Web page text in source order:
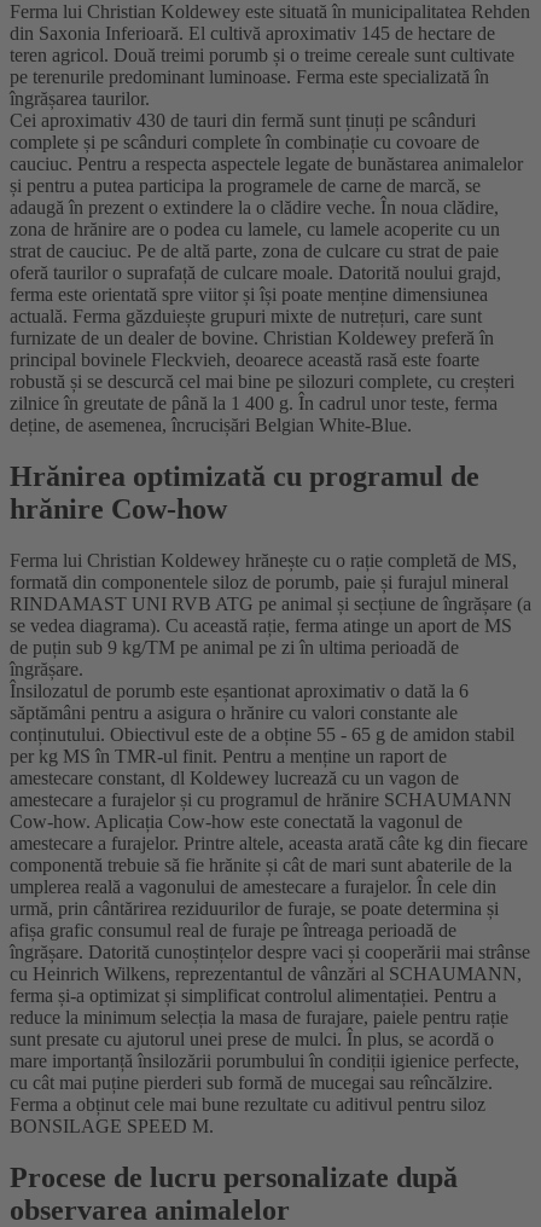
Ferma lui Christian Koldewey este situată în municipalitatea Rehden
din Saxonia Inferioară. El cultivă aproximativ 145 de hectare de
teren agricol. Două treimi porumb și o treime cereale sunt cultivate
pe terenurile predominant luminoase. Ferma este specializată în
îngrășarea taurilor.
Cei aproximativ 430 de tauri din fermă sunt ținuți pe scânduri
complete și pe scânduri complete în combinație cu covoare de
cauciuc. Pentru a respecta aspectele legate de bunăstarea animalelor
și pentru a putea participa la programele de carne de marcă, se
adaugă în prezent o extindere la o clădire veche. În noua clădire,
zona de hrănire are o podea cu lamele, cu lamele acoperite cu un
strat de cauciuc. Pe de altă parte, zona de culcare cu strat de paie
oferă taurilor o suprafață de culcare moale. Datorită noului grajd,
ferma este orientată spre viitor și își poate menține dimensiunea
actuală. Ferma găzduiește grupuri mixte de nutrețuri, care sunt
furnizate de un dealer de bovine. Christian Koldewey preferă în
principal bovinele Fleckvieh, deoarece această rasă este foarte
robustă și se descurcă cel mai bine pe silozuri complete, cu creșteri
zilnice în greutate de până la 1 400 g. În cadrul unor teste, ferma
deține, de asemenea, încrucișări Belgian White-Blue.
Hrănirea optimizată cu programul de
hrănire Cow-how
Ferma lui Christian Koldewey hrănește cu o rație completă de MS,
formată din componentele siloz de porumb, paie și furajul mineral
RINDAMAST UNI RVB ATG pe animal și secțiune de îngrășare (a
se vedea diagrama). Cu această rație, ferma atinge un aport de MS
de puțin sub 9 kg/TM pe animal pe zi în ultima perioadă de
îngrășare.
Însilozatul de porumb este eșantionat aproximativ o dată la 6
săptămâni pentru a asigura o hrănire cu valori constante ale
conținutului. Obiectivul este de a obține 55 - 65 g de amidon stabil
per kg MS în TMR-ul finit. Pentru a menține un raport de
amestecare constant, dl Koldewey lucrează cu un vagon de
amestecare a furajelor și cu programul de hrănire SCHAUMANN
Cow-how. Aplicația Cow-how este conectată la vagonul de
amestecare a furajelor. Printre altele, aceasta arată câte kg din fiecare
componentă trebuie să fie hrănite și cât de mari sunt abaterile de la
umplerea reală a vagonului de amestecare a furajelor. În cele din
urmă, prin cântărirea reziduurilor de furaje, se poate determina și
afișa grafic consumul real de furaje pe întreaga perioadă de
îngrășare. Datorită cunoștințelor despre vaci și cooperării mai strânse
cu Heinrich Wilkens, reprezentantul de vânzări al SCHAUMANN,
ferma și-a optimizat și simplificat controlul alimentației. Pentru a
reduce la minimum selecția la masa de furajare, paiele pentru rație
sunt presate cu ajutorul unei prese de mulci. În plus, se acordă o
mare importanță însilozării porumbului în condiții igienice perfecte,
cu cât mai puține pierderi sub formă de mucegai sau reîncălzire.
Ferma a obținut cele mai bune rezultate cu aditivul pentru siloz
BONSILAGE SPEED M.
Procese de lucru personalizate după
observarea animalelor